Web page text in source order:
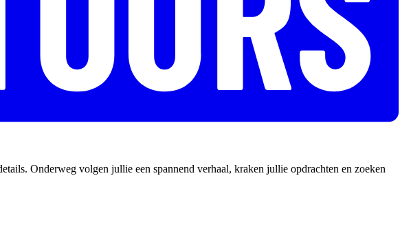
Onderweg volgen jullie een spannend verhaal, kraken jullie opdrachten en zoeken